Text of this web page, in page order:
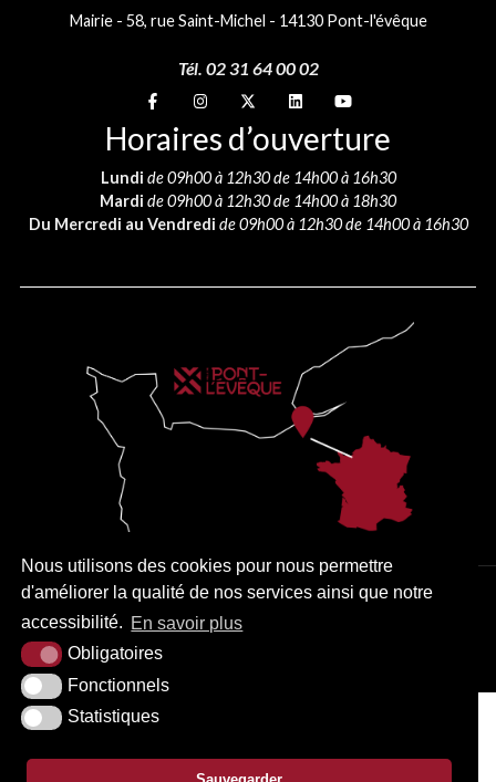
Nous utilisons des cookies pour nous permettre
d'améliorer la qualité de nos services ainsi que notre
accessibilité. En savoir plus
Obligatoires
Fonctionnels
Statistiques
Mairie - 58, rue Saint-Michel - 14130 Pont-l'évêque
Tél. 02 31 64 00 02
Suivez-nous sur
Suivez-nous sur
Suivez-nous sur
Suivez-nous sur
Suivez-nous sur
Horaires d’ouverture
Lundi de 09h00 à 12h30 de 14h00 à 16h30
Mardi de 09h00 à 12h30 de 14h00 à 18h30
Du Mercredi au Vendredi de 09h00 à 12h30 de 14h00 à 16h30
PLAN DU SITE MENTIONS LÉGALES ACCESSIBILITÉ